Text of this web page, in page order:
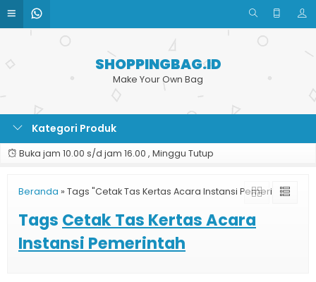
SHOPPINGBAG.ID
Make Your Own Bag
Kategori Produk
Buka jam 10.00 s/d jam 16.00 , Minggu Tutup
Beranda » Tags "Cetak Tas Kertas Acara Instansi Pemerintah"
Tags Cetak Tas Kertas Acara
Instansi Pemerintah